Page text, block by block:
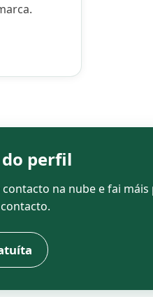
perfil
na nube e fai máis